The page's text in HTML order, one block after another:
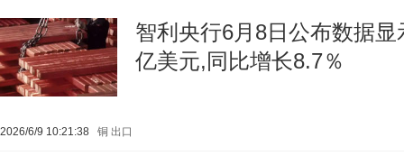
智利央行6月8日公布数据
亿美元,同比增长8.7％
2026/6/9 10:21:38 铜 出口